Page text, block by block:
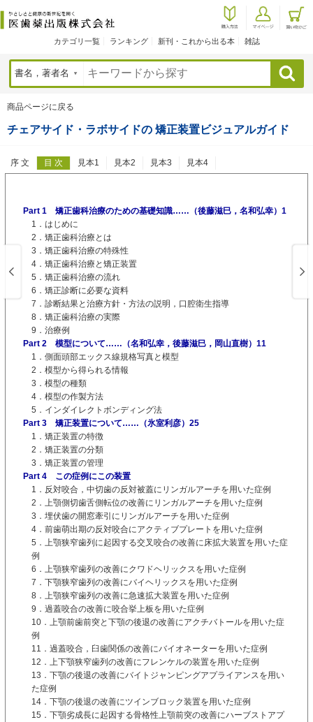
カテゴリ一覧 ランキング 新刊・これから出る本 雑誌
検索
商品ページに戻る
チェアサイド・ラボサイドの 矯正装置ビジュアルガイド
序 文 目 次 見本1 見本2 見本3 見本4
Part 1 矯正歯科治療のための基礎知識……（後藤滋巳，名和弘幸）1
1．はじめに
2．矯正歯科治療とは
3．矯正歯科治療の特殊性
4．矯正歯科治療と矯正装置
5．矯正歯科治療の流れ
6．矯正診断に必要な資料
7．診断結果と治療方針・方法の説明，口腔衛生指導
8．矯正歯科治療の実際
9．治療例
Part 2 模型について……（名和弘幸，後藤滋巳，岡山直樹）11
1．側面頭部エックス線規格写真と模型
2．模型から得られる情報
3．模型の種類
4．模型の作製方法
5．インダイレクトボンディング法
Part 3 矯正装置について……（氷室利彦）25
1．矯正装置の特徴
2．矯正装置の分類
3．矯正装置の管理
Part 4 この症例にこの装置
1．反対咬合，中切歯の反対被蓋にリンガルアーチを用いた症例
2．上顎側切歯舌側転位の改善にリンガルアーチを用いた症例
3．埋伏歯の開窓牽引にリンガルアーチを用いた症例
4．前歯萌出期の反対咬合にアクティブプレートを用いた症例
5．上顎狭窄歯列に起因する交叉咬合の改善に床拡大装置を用いた症
例
6．上顎狭窄歯列の改善にクワドヘリックスを用いた症例
7．下顎狭窄歯列の改善にバイヘリックスを用いた症例
8．上顎狭窄歯列の改善に急速拡大装置を用いた症例
9．過蓋咬合の改善に咬合挙上板を用いた症例
10．上顎前歯前突と下顎の後退の改善にアクチバトールを用いた症
例
11．過蓋咬合，臼歯関係の改善にバイオネーターを用いた症例
12．上下顎狭窄歯列の改善にフレンケルの装置を用いた症例
13．下顎の後退の改善にバイトジャンピングアプライアンスを用い
た症例
14．下顎の後退の改善にツインブロック装置を用いた症例
15．下顎劣成長に起因する骨格性上顎前突の改善にハーブストアプ